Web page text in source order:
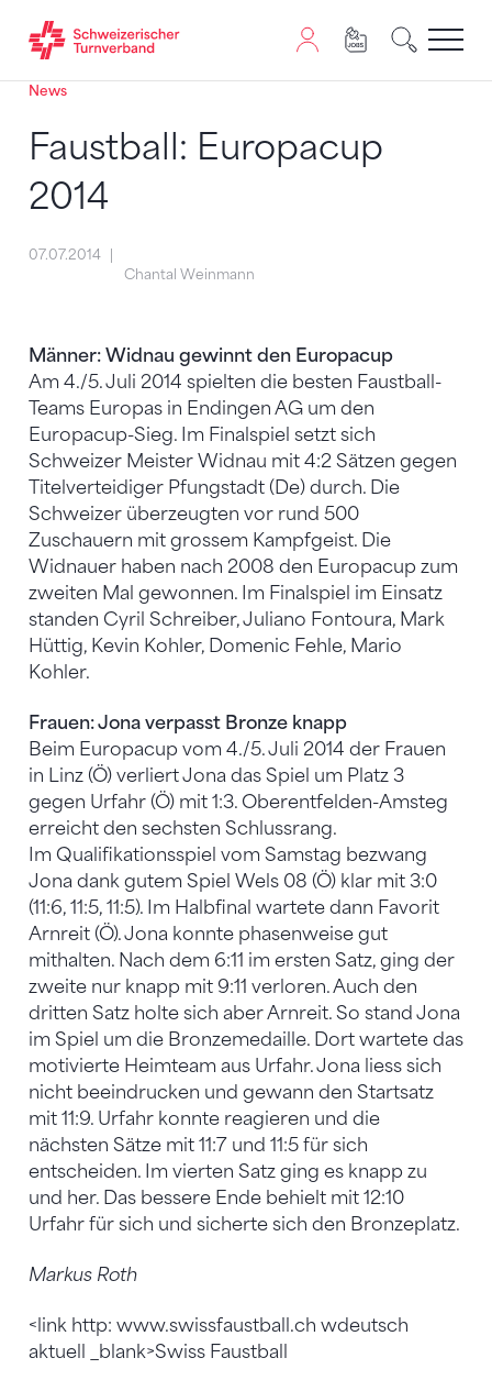
Zum Inhalt springen
Zur Sitemap navigieren
Zum Navigieren dieser Seite wird JavaScript benötigt.
News
Faustball: Europacup
2014
07.07.2014
Chantal Weinmann
Männer: Widnau gewinnt den Europacup
Am 4./5. Juli 2014 spielten die besten Faustball-
Teams Europas in Endingen AG um den
Europacup-Sieg. Im Finalspiel setzt sich
Schweizer Meister Widnau mit 4:2 Sätzen gegen
Titelverteidiger Pfungstadt (De) durch. Die
Schweizer überzeugten vor rund 500
Zuschauern mit grossem Kampfgeist. Die
Widnauer haben nach 2008 den Europacup zum
zweiten Mal gewonnen. Im Finalspiel im Einsatz
standen Cyril Schreiber, Juliano Fontoura, Mark
Hüttig, Kevin Kohler, Domenic Fehle, Mario
Kohler.
Frauen: Jona verpasst Bronze knapp
Beim Europacup vom 4./5. Juli 2014 der Frauen
in Linz (Ö) verliert Jona das Spiel um Platz 3
gegen Urfahr (Ö) mit 1:3. Oberentfelden-Amsteg
erreicht den sechsten Schlussrang.
Im Qualifikationsspiel vom Samstag bezwang
Jona dank gutem Spiel Wels 08 (Ö) klar mit 3:0
(11:6, 11:5, 11:5). Im Halbfinal wartete dann Favorit
Arnreit (Ö). Jona konnte phasenweise gut
mithalten. Nach dem 6:11 im ersten Satz, ging der
zweite nur knapp mit 9:11 verloren. Auch den
dritten Satz holte sich aber Arnreit. So stand Jona
im Spiel um die Bronzemedaille. Dort wartete das
motivierte Heimteam aus Urfahr. Jona liess sich
nicht beeindrucken und gewann den Startsatz
mit 11:9. Urfahr konnte reagieren und die
nächsten Sätze mit 11:7 und 11:5 für sich
entscheiden. Im vierten Satz ging es knapp zu
und her. Das bessere Ende behielt mit 12:10
Urfahr für sich und sicherte sich den Bronzeplatz.
Markus Roth
<link http: www.swissfaustball.ch wdeutsch
aktuell _blank>Swiss Faustball